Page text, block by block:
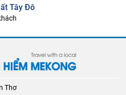
Tây Đô
Thơ